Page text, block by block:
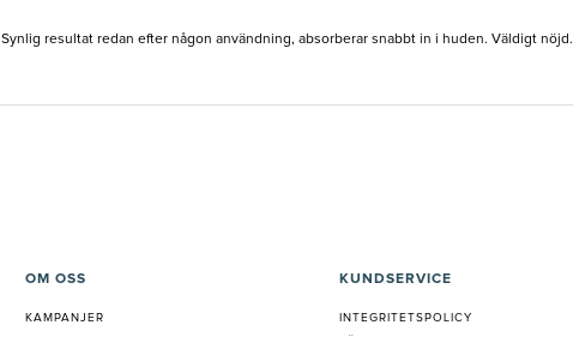
Synlig resultat redan efter någon användning, absorberar snabbt in i huden. Väldigt nöjd.
OM OSS
KAMPANJER
KUNDSERVICE
INTEGRITETSPOLICY